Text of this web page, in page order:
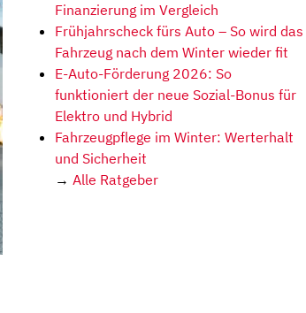
Finanzierung im Vergleich
Frühjahrscheck fürs Auto – So wird das
Fahrzeug nach dem Winter wieder fit
E-Auto-Förderung 2026: So
funktioniert der neue Sozial-Bonus für
Elektro und Hybrid
Fahrzeugpflege im Winter: Werterhalt
und Sicherheit
→ Alle Ratgeber